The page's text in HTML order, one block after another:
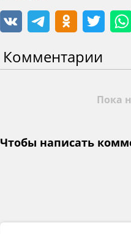
Комментарии
Пока
Чтобы написать